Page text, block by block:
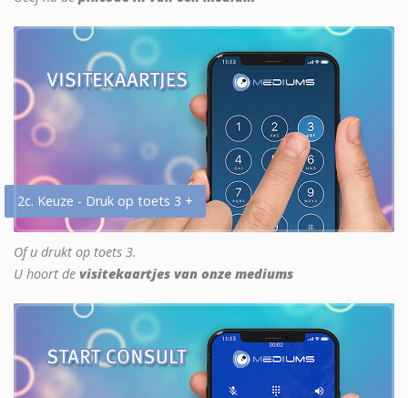
2c. Keuze - Druk op toets 3 +
Of u drukt op toets 3.
U hoort de visitekaartjes van onze mediums